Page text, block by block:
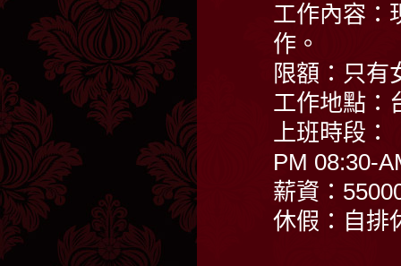
工作內容：
作。
限額：只有
工作地點：
上班時段：
PM 08:30-
薪資：
休假：自排